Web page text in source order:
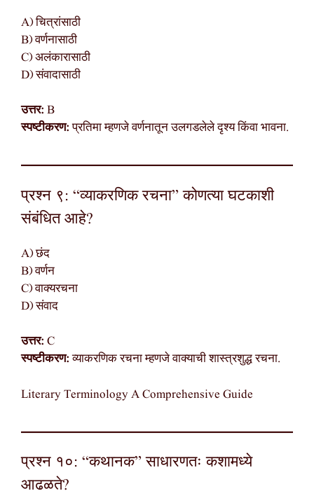
A) चित्रांसाठी
B) वर्णनासाठी
C) अलंकारासाठी
D) संवादासाठी
उत्तर: B
स्पष्टीकरण:प्रतिमा म्हणजे वर्णनातून उलगडलेले दृश्य किंवा भावना.
प्रश्न ९: “व्याकरणिक रचना” कोणत्या घटकाशी
संबंधित आहे?
A) छंद
B) वर्णन
C) वाक्यरचना
D) संवाद
उत्तर: C
स्पष्टीकरण:व्याकरणिक रचना म्हणजे वाक्याची शास्त्रशुद्ध रचना.
Literary Terminology A Comprehensive Guide
प्रश्न १०: “कथानक” साधारणतः कशामध्ये
आढळते?